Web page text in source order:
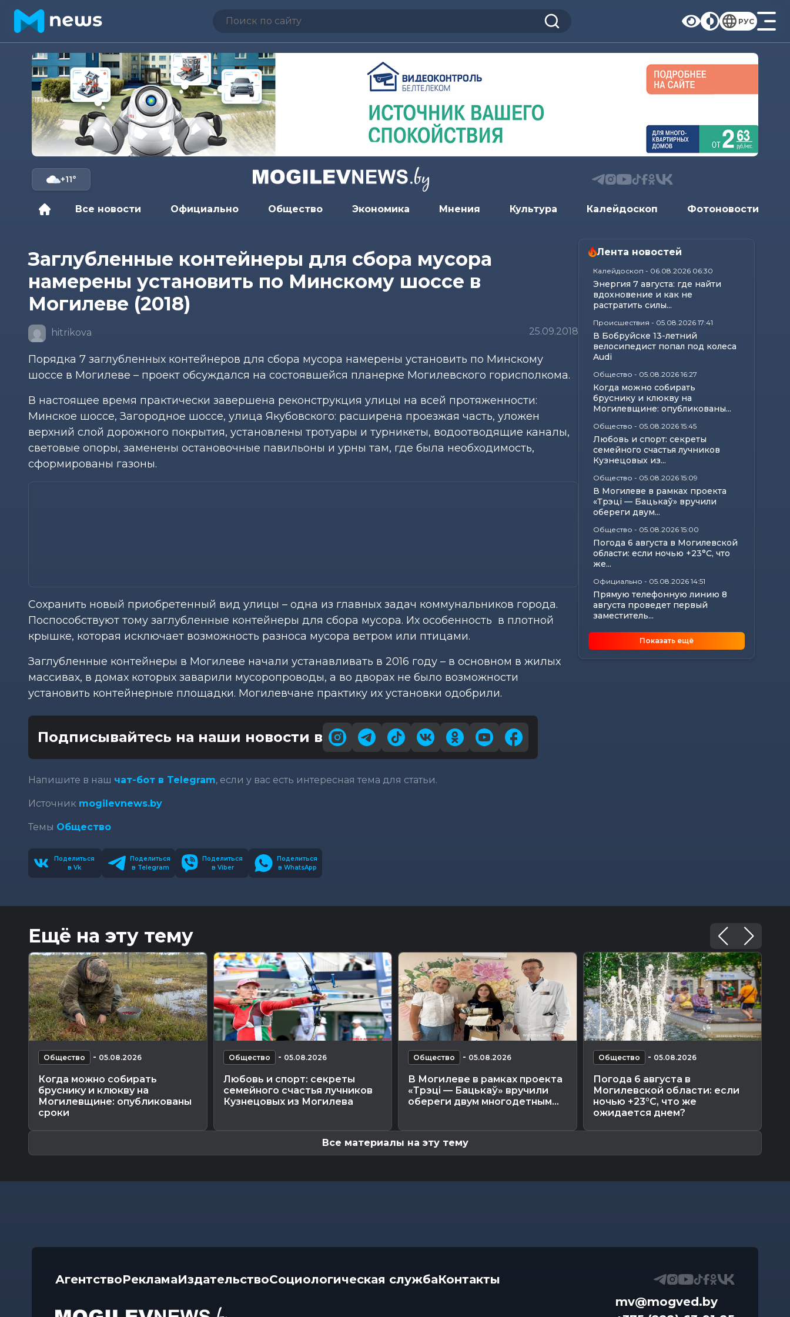
РУС
+11°
Все новости Официально Общество Экономика Мнения Культура Калейдоскоп Фотоновости
Заглубленные контейнеры для сбора мусора
намерены установить по Минскому шоссе в
Могилеве (2018)
hitrikova 25.09.2018
Порядка 7 заглубленных контейнеров для сбора мусора намерены установить по Минскому
шоссе в Могилеве – проект обсуждался на состоявшейся планерке Могилевского горисполкома.
В настоящее время практически завершена реконструкция улицы на всей протяженности:
Минское шоссе, Загородное шоссе, улица Якубовского: расширена проезжая часть, уложен
верхний слой дорожного покрытия, установлены тротуары и турникеты, водоотводящие каналы,
световые опоры, заменены остановочные павильоны и урны там, где была необходимость,
сформированы газоны.
Сохранить новый приобретенный вид улицы – одна из главных задач коммунальников города.
Поспособствуют тому заглубленные контейнеры для сбора мусора. Их особенность в плотной
крышке, которая исключает возможность разноса мусора ветром или птицами.
Заглубленные контейнеры в Могилеве начали устанавливать в 2016 году – в основном в жилых
массивах, в домах которых заварили мусоропроводы, а во дворах не было возможности
установить контейнерные площадки. Могилевчане практику их установки одобрили.
Подписывайтесь на наши новости в
Напишите в наш чат-бот в Telegram, если у вас есть интересная тема для статьи.
Источник mogilevnews.by
Темы Общество
Поделиться
в Vk
Поделиться
в Telegram
Поделиться
в Viber
Поделиться
в WhatsApp
Лента новостей
Калейдоскоп - 06.08.2026 06:30
Энергия 7 августа: где найти
вдохновение и как не
растратить силы...
Происшествия - 05.08.2026 17:41
В Бобруйске 13-летний
велосипедист попал под колеса
Audi
Общество - 05.08.2026 16:27
Когда можно собирать
бруснику и клюкву на
Могилевщине: опубликованы...
Общество - 05.08.2026 15:45
Любовь и спорт: секреты
семейного счастья лучников
Кузнецовых из...
Общество - 05.08.2026 15:09
В Могилеве в рамках проекта
«Трэці — Бацькаў» вручили
обереги двум...
Общество - 05.08.2026 15:00
Погода 6 августа в Могилевской
области: если ночью +23°С, что
же...
Официально - 05.08.2026 14:51
Прямую телефонную линию 8
августа проведет первый
заместитель...
Общество -05.08.2026 11:13
Могилев готовится к
отопительному сезону: в
Показать ещё
Ещё на эту тему
Общество - 05.08.2026
Когда можно собирать
бруснику и клюкву на
Могилевщине: опубликованы
сроки
Общество - 05.08.2026
Любовь и спорт: секреты
семейного счастья лучников
Кузнецовых из Могилева
Общество - 05.08.2026
В Могилеве в рамках проекта
«Трэці — Бацькаў» вручили
обереги двум многодетным...
Общество - 05.08.2026
Погода 6 августа в
Могилевской области: если
ночью +23°С, что же
ожидается днем?
Все материалы на эту тему
АгентствоРекламаИздательствоСоциологическая службаКонтакты
mv@mogved.by